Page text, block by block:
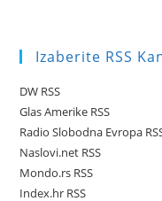
Izaberite RSS
DW RSS
Glas Amerike RSS
Radio Slobodna Evropa
Naslovi.net RSS
Mondo.rs RSS
Index.hr RSS